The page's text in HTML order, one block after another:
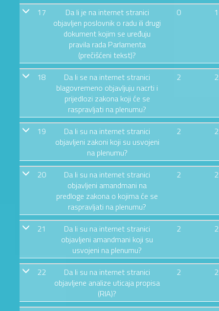
17
Da li je na internet stranici
objavljen poslovnik o radu ili drugi
dokument kojim se uređuju
pravila rada Parlamenta
(prečišćeni tekst)?
0 1
18
Da li se na internet stranici
blagovremeno objavljuju nacrti i
prijedlozi zakona koji će se
raspravljati na plenumu?
2 2
19
Da li su na internet stranici
objavljeni zakoni koji su usvojeni
na plenumu?
2 2
20
Da li su na internet stranici
objavljeni amandmani na
predloge zakona o kojima će se
raspravljati na plenumu?
2 2
21
Da li su na internet stranici
objavljeni amandmani koji su
usvojeni na plenumu?
2 2
22
Da li su na internet stranici
objavljene analize uticaja propisa
(RIA)?
2 2